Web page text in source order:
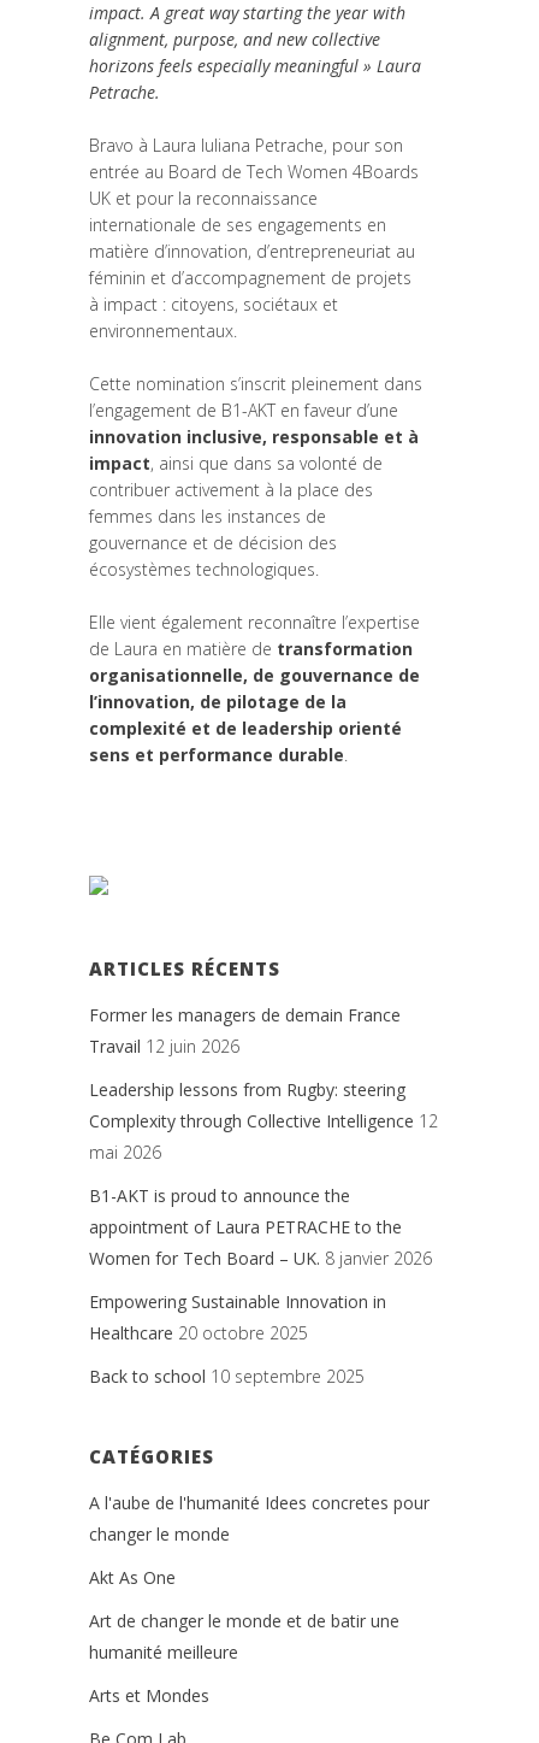
impact. A great way starting the year with
alignment, purpose, and new collective
horizons feels especially meaningful » Laura
Petrache.
Bravo à Laura Iuliana Petrache, pour son
entrée au Board de Tech Women 4Boards
UK et pour la reconnaissance
internationale de ses engagements en
matière d’innovation, d’entrepreneuriat au
féminin et d’accompagnement de projets
à impact : citoyens, sociétaux et
environnementaux.
Cette nomination s’inscrit pleinement dans
l’engagement de B1-AKT en faveur d’une
innovation inclusive, responsable et à
impact, ainsi que dans sa volonté de
contribuer activement à la place des
femmes dans les instances de
gouvernance et de décision des
écosystèmes technologiques.
Elle vient également reconnaître l’expertise
de Laura en matière de transformation
organisationnelle, de gouvernance de
l’innovation, de pilotage de la
complexité et de leadership orienté
sens et performance durable.
ARTICLES RÉCENTS
Former les managers de demain France
Travail 12 juin 2026
Leadership lessons from Rugby: steering
Complexity through Collective Intelligence 12
mai 2026
B1-AKT is proud to announce the
appointment of Laura PETRACHE to the
Women for Tech Board – UK. 8 janvier 2026
Empowering Sustainable Innovation in
Healthcare 20 octobre 2025
Back to school 10 septembre 2025
CATÉGORIES
A l'aube de l'humanité Idees concretes pour
changer le monde
Akt As One
Art de changer le monde et de batir une
humanité meilleure
Arts et Mondes